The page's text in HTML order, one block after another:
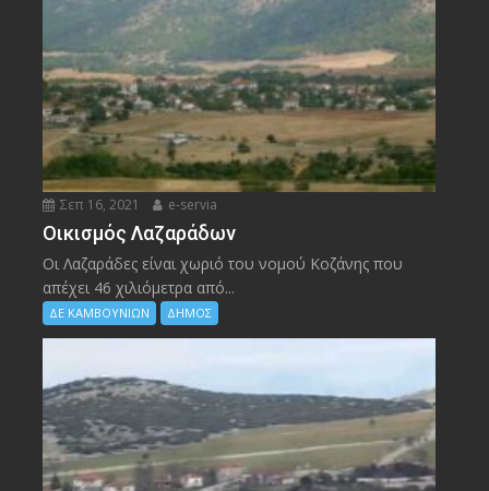
Σεπ 16, 2021 e-servia
Οικισμός Λαζαράδων
Οι Λαζαράδες είναι χωριό του νομού Κοζάνης που
απέχει 46 χιλιόμετρα από...
ΔΕ ΚΑΜΒΟΥΝΙΩΝ ΔΗΜΟΣ